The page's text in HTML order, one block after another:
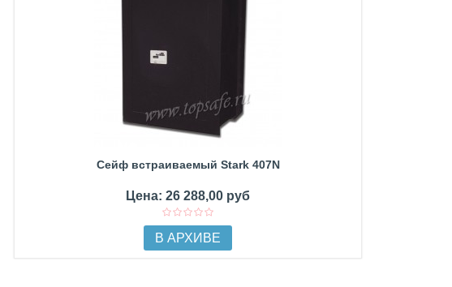
Сейф встраиваемый Stark 407N
Цена: 26 288,00 руб
В АРХИВЕ